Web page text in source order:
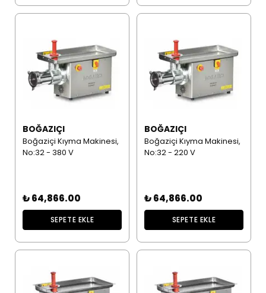
BOĞAZIÇI
Boğaziçi Kıyma Makinesi,
No:32 - 380 V
₺ 64,866.00
SEPETE EKLE
BOĞAZIÇI
Boğaziçi Kıyma Makinesi,
No:32 - 220 V
₺ 64,866.00
SEPETE EKLE